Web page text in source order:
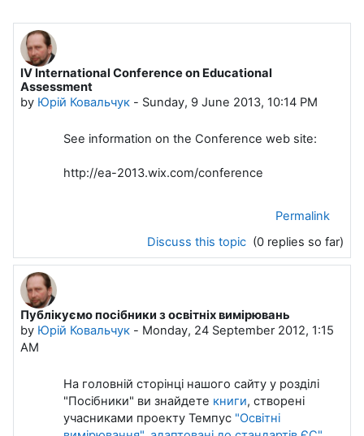
IV International Conference on Educational
Assessment
by Юрій Ковальчук - Sunday, 9 June 2013, 10:14 PM
See information on the Conference web site:
http://ea-2013.wix.com/conference
Permalink
Discuss this topic (0 replies so far)
Публікуємо посібники з освітніх вимірювань
by Юрій Ковальчук - Monday, 24 September 2012, 1:15
AM
На головній сторінці нашого сайту у розділі
"Посібники" ви знайдете книги, створені
учасниками проекту Темпус "Освітні